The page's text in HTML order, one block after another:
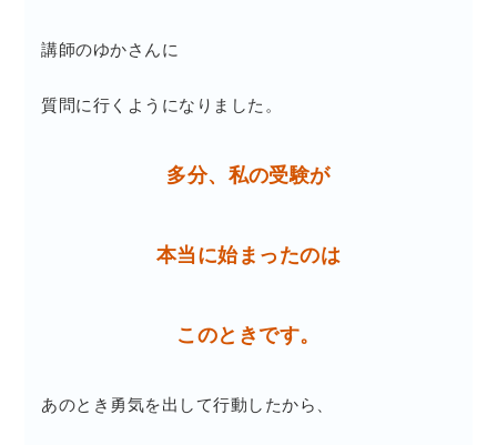
講師のゆかさんに
質問に行くようになりました。
多分、私の受験が
本当に始まったのは
このときです。
あのとき勇気を出して行動したから、